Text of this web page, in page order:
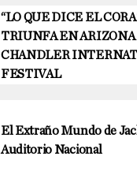
“LO QUE DICE EL
TRIUNFA EN ARIZONA
CHANDLER
FESTIVAL
El Extraño Mundo de
Auditorio Nacional